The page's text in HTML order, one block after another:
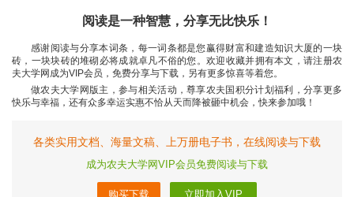
阅读是一种智慧，分享无比快乐！
感谢阅读与分享本词条，每一词条都是您赢得财富和建造知识大厦的一块
砖，一块块砖的堆砌必将成就卓凡不俗的您。欢迎收藏并拥有本文，请注册农
夫大学网成为VIP会员，免费分享与下载，另有更多惊喜等着您。
做农夫大学网版主，参与相关活动，尊享农夫国积分计划福利，分享更多
快乐与幸福，还有众多幸运实惠不恰从天而降被砸中机会，快来参加哦！
各类实用文档、海量文稿、上万册电子书，在线阅读与下载
成为农夫大学网VIP会员免费阅读与下载
购买下载 立即加入VIP